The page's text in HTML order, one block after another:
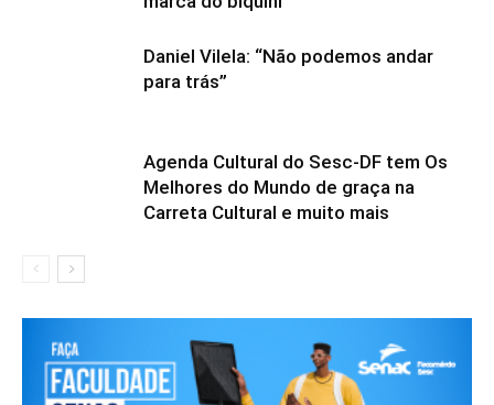
Daniel Vilela: “Não podemos andar
para trás”
Agenda Cultural do Sesc-DF tem Os
Melhores do Mundo de graça na
Carreta Cultural e muito mais